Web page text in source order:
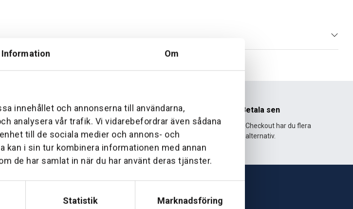
Information Om
innehållet och annonserna till användarna,
analysera vår trafik. Vi vidarebefordrar även sådana
till de sociala medier och annons- och
kan i sin tur kombinera informationen med annan
de har samlat in när du har använt deras tjänster.
Statistik Marknadsföring
Över 30 års erfarenhet
Företaget startade 1 januari 1995 och har
sedan dess haft en god tillväxt.
Betala sen
Med Klarna Checkout har du flera
alternativ.
Skövde